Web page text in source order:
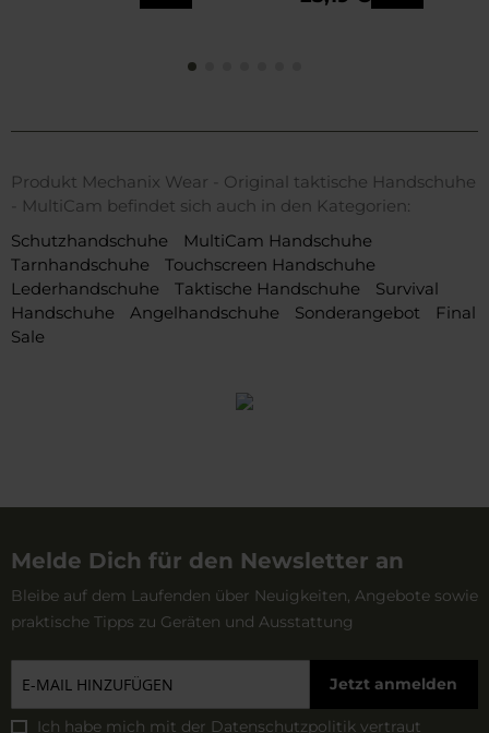
Produkt Mechanix Wear - Original taktische Handschuhe
- MultiCam befindet sich auch in den Kategorien:
Schutzhandschuhe
MultiCam Handschuhe
Tarnhandschuhe
Touchscreen Handschuhe
Lederhandschuhe
Taktische Handschuhe
Survival
Handschuhe
Angelhandschuhe Sonderangebot
Final
Sale
Melde Dich für den Newsletter an
Bleibe auf dem Laufenden über Neuigkeiten, Angebote sowie
praktische Tipps zu Geräten und Ausstattung
Jetzt anmelden
Ich habe mich mit der Datenschutzpolitik vertraut